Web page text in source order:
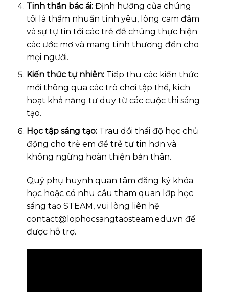
Tinh thần bác ái:Định hướng của chúng
tôi là thấm nhuần tình yêu, lòng cam đảm
và sự tự tin tới các trẻ để chúng thực hiện
các ước mơ và mang tình thương đến cho
mọi người.
Kiến thức tự nhiên:Tiếp thu các kiến thức
mới thông qua các trò chơi tập thể, kích
hoạt khả năng tư duy từ các cuộc thi sáng
tạo.
Học tập sáng tạo:Trau dồi thái độ học chủ
động cho trẻ em để trẻ tự tin hơn và
không ngừng hoàn thiện bản thân.
Quý phụ huynh quan tâm đăng ký khóa
học hoặc có nhu cầu tham quan lớp học
sáng tạo STEAM, vui lòng liên hệ
contact@lophocsangtaosteam.edu.vn để
được hỗ trợ.